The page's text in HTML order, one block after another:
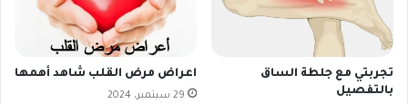
تجربتي مع جلطة الساق
بالتفصيل
اعراض مرض القلب شاهد أهمها
29 سبتمبر، 2024